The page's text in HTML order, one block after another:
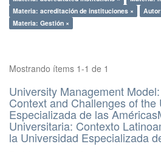
Materia: acreditación de instituciones ×
Materia: Gestión ×
Mostrando ítems 1-1 de 1
University Management
Context and Challenges of the
Especializada de las
Universitaria: Contexto
la Universidad Especializada